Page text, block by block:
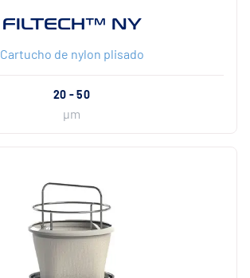
FILTECH™ NY
Cartucho de nylon plisado
20 - 50
µm